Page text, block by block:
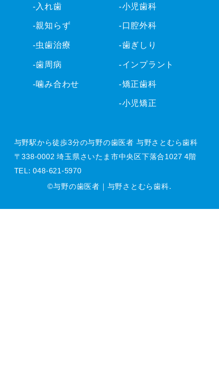
-入れ歯
-親知らず
-虫歯治療
-歯周病
-噛み合わせ
-小児歯科
-口腔外科
-歯ぎしり
-インプラント
-矯正歯科
-小児矯正
与野駅から徒歩3分の与野の歯医者 与野さとむら歯科
〒338-0002 埼玉県さいたま市中央区下落合1027 4階
TEL:048-621-5970
©与野の歯医者｜与野さとむら歯科.